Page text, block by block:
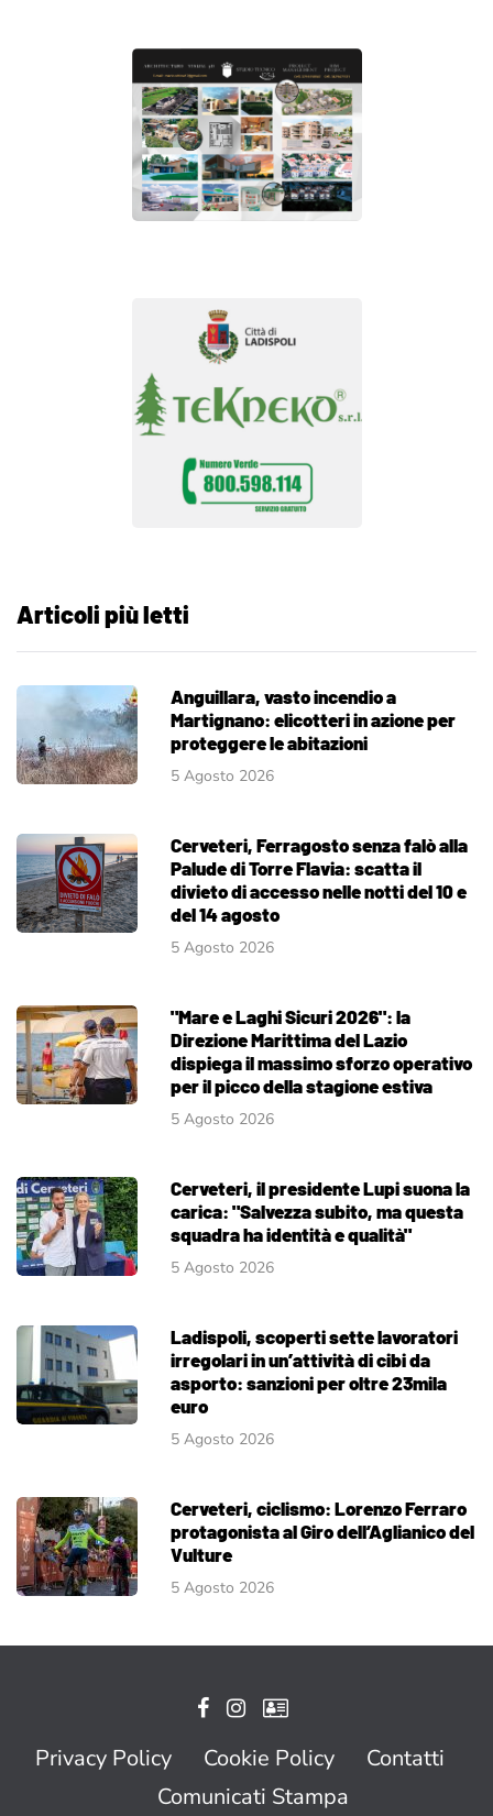
Articoli più letti
Anguillara, vasto incendio a
Martignano: elicotteri in azione per
proteggere le abitazioni
5 Agosto 2026
Cerveteri, Ferragosto senza falò alla
Palude di Torre Flavia: scatta il
divieto di accesso nelle notti del 10 e
del 14 agosto
5 Agosto 2026
"Mare e Laghi Sicuri 2026": la
Direzione Marittima del Lazio
dispiega il massimo sforzo operativo
per il picco della stagione estiva
5 Agosto 2026
Cerveteri, il presidente Lupi suona la
carica: "Salvezza subito, ma questa
squadra ha identità e qualità"
5 Agosto 2026
Ladispoli, scoperti sette lavoratori
irregolari in un’attività di cibi da
asporto: sanzioni per oltre 23mila
euro
5 Agosto 2026
Cerveteri, ciclismo: Lorenzo Ferraro
protagonista al Giro dell’Aglianico del
Vulture
5 Agosto 2026
Privacy Policy Cookie Policy
Contatti
Comunicati Stampa